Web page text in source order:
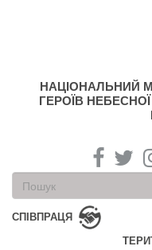
НАЦІОНАЛЬНИЙ
ГЕРОЇВ
Пошукова
форма
Пошук
СПІВПРАЦЯ